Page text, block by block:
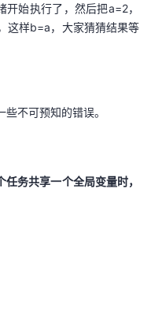
始执行了，然后把a=2，
这样b=a，大家猜猜结果等
不可预知的错误。
务共享一个全局变量时，